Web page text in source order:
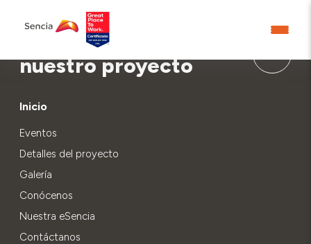
Aprende más sobre
nuestro proyecto
Inicio
Eventos
Detalles del proyecto
Galería
Conócenos
Nuestra eSencia
Contáctanos